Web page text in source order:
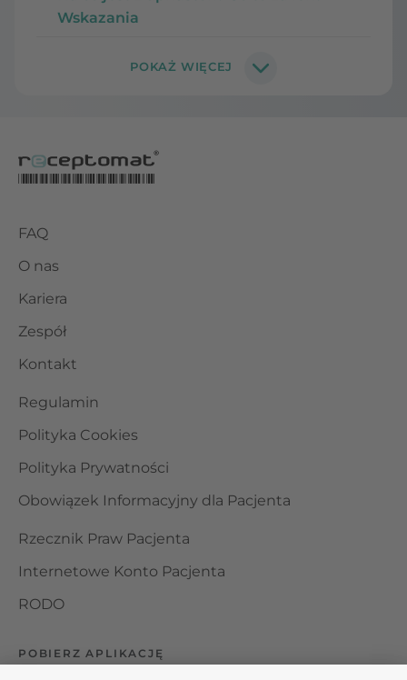
Wskazania
FAQ
O nas
Kariera
Zespół
Kontakt
Regulamin
Polityka Cookies
Polityka Prywatności
Obowiązek Informacyjny dla Pacjenta
Rzecznik Praw Pacjenta
Internetowe Konto Pacjenta
RODO
POBIERZ APLIKACJĘ